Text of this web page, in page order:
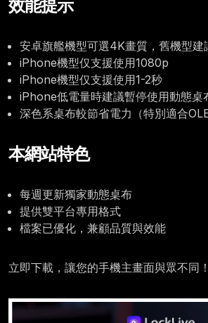
效能提示
安卓旗艦機型可選4K畫質，舊機型建
iPhone機型仅支援使用1080p
iPhone機型仅支援使用1-2秒
iPhone低電量時建議暫停使用動態桌
深色系桌布較節省電力（特別適合
本網站特色
每週更新獨家動態桌布
提供雙平台專用格式
檔案已優化，兼顧品質與效能
立即下載，讓您的手機主畫面與眾不同！